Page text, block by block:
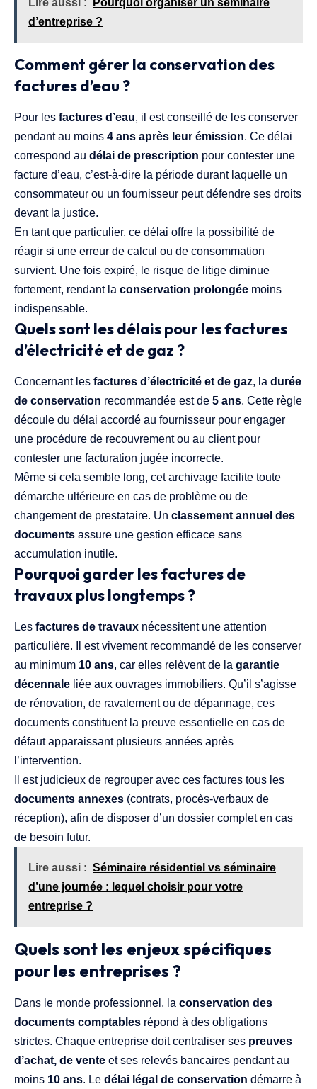
d’entreprise ?
Comment gérer la conservation des
factures d’eau ?
Pour les factures d’eau, il est conseillé de les conserver
pendant au moins 4 ans après leur émission. Ce délai
correspond au délai de prescription pour contester une
facture d’eau, c’est-à-dire la période durant laquelle un
consommateur ou un fournisseur peut défendre ses droits
devant la justice.
En tant que particulier, ce délai offre la possibilité de
réagir si une erreur de calcul ou de consommation
survient. Une fois expiré, le risque de litige diminue
fortement, rendant la conservation prolongée moins
indispensable.
Quels sont les délais pour les factures
d’électricité et de gaz ?
Concernant les factures d’électricité et de gaz, la durée
de conservation recommandée est de 5 ans. Cette règle
découle du délai accordé au fournisseur pour engager
une procédure de recouvrement ou au client pour
contester une facturation jugée incorrecte.
Même si cela semble long, cet archivage facilite toute
démarche ultérieure en cas de problème ou de
changement de prestataire. Un classement annuel des
documents assure une gestion efficace sans
accumulation inutile.
Pourquoi garder les factures de
travaux plus longtemps ?
Les factures de travaux nécessitent une attention
particulière. Il est vivement recommandé de les conserver
au minimum 10 ans, car elles relèvent de la garantie
décennale liée aux ouvrages immobiliers. Qu’il s’agisse
de rénovation, de ravalement ou de dépannage, ces
documents constituent la preuve essentielle en cas de
défaut apparaissant plusieurs années après
l’intervention.
Il est judicieux de regrouper avec ces factures tous les
documents annexes (contrats, procès-verbaux de
réception), afin de disposer d’un dossier complet en cas
de besoin futur.
Lire aussi : Séminaire résidentiel vs séminaire
d’une journée : lequel choisir pour votre
entreprise ?
Quels sont les enjeux spécifiques
pour les entreprises ?
Dans le monde professionnel, la conservation des
documents comptables répond à des obligations
strictes. Chaque entreprise doit centraliser ses preuves
d’achat, de vente et ses relevés bancaires pendant au
moins 10 ans. Le délai légal de conservation démarre à